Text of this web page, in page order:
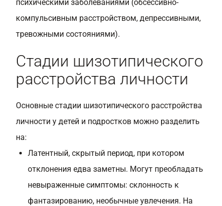
психическими заболеваниями (обсессивно-
компульсивным расстройством, депрессивными,
тревожными состояниями).
Стадии шизотипического
расстройства личности
Основные стадии шизотипического расстройства
личности у детей и подростков можно разделить
на:
Латентный, скрытый период, при котором
отклонения едва заметны. Могут преобладать
невыраженные симптомы: склонность к
фантазированию, необычные увлечения. На